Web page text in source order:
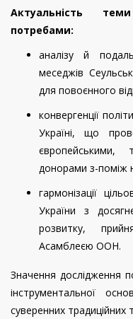
Актуальність
потребами:
аналізу й
меседжів
для повоєнного
конвергенції
Україні, що
європейськими,
донорами з-поміж
гармонізації
України з
розвитку,
Асамблеєю ООН.
Значення дослідження
інструментальної
суверенних